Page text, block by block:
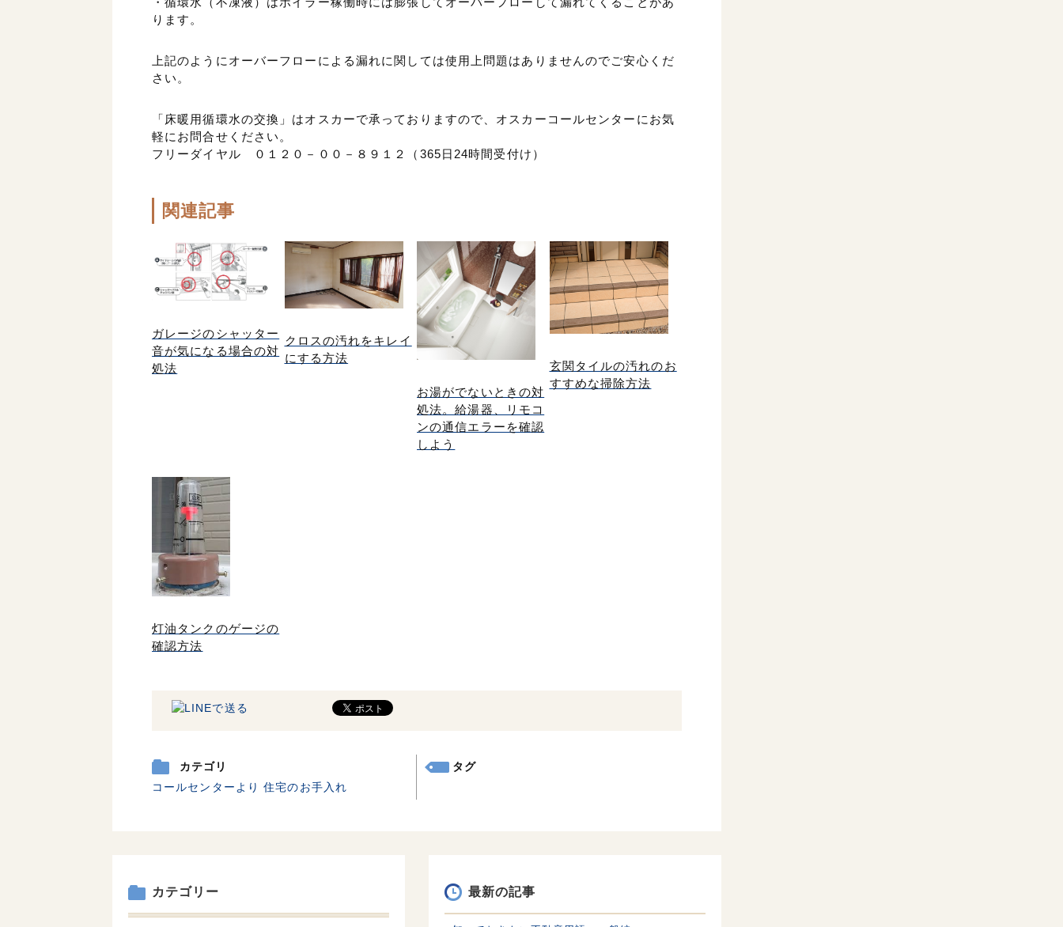
ります。
上記のようにオーバーフローによる漏れに関しては使用上問題はありませんのでご安心くだ
さい。
「床暖用循環水の交換」はオスカーで承っておりますので、オスカーコールセンターにお気
軽にお問合せください。
フリーダイヤル ０１２０－００－８９１２
（365日24時間受付け）
関連記事
ガレージのシャッター
音が気になる場合の対
処法
クロスの汚れをキレイ
にする方法
お湯がでないときの対
処法。給湯器、リモコ
ンの通信エラーを確認
しよう
玄関タイルの汚れのお
すすめな掃除方法
灯油タンクのゲージの
確認方法
カテゴリ
コールセンターより 住宅のお手入れ
タグ
最新の記事
カテゴリー